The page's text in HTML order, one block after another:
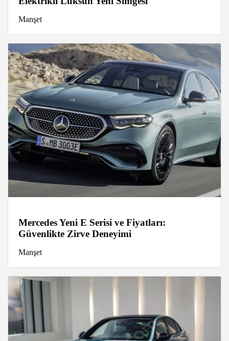
Manşet
Mercedes Yeni E Serisi ve Fiyatları:
Güvenlikte Zirve Deneyimi
Manşet